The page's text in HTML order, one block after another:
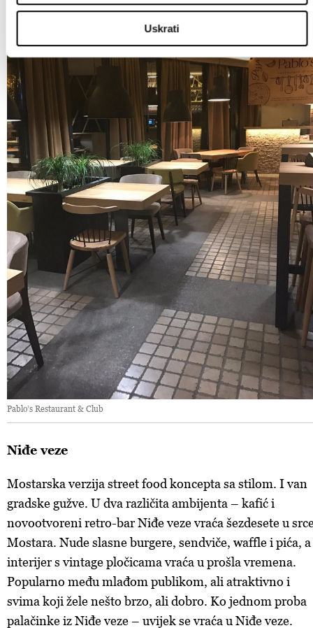
specific characteristics (fingerprinting)
Find out more about how your personal data is processed
and set your preferences in thedetails section.
Zajednički voditelji obrade su HD-WIN ARENA SPORT
d.o.o. i
. Više o podacima koje obrađujemo kao i o
vašim pravima pročitajte u našoj
Politici privatnosti
, a o
kolačićima i drugim sličnim tehnologijama u
Politici
kolačića . Kolačiće u bilo kojem trenutku možete ponovno
ažurirati klikom na „Prikaži detalje“. Privolu možete u bilo
kojem trenutku povući bez negativnih posljedica.
Uskrati
Pablo’s Restaurant & Club
Niđe veze
Mostarska verzija street food koncepta sa stilom. I van
gradske gužve. U dva različita ambijenta – kafić i
novootvoreni retro-bar Niđe veze vraća šezdesete u
Mostara. Nude slasne burgere, sendviče, waffle i pića, a
interijer s vintage pločicama vraća u prošla vremena.
Popularno među mlađom publikom, ali atraktivno i
svima koji žele nešto brzo, ali dobro. Ko jednom proba
palačinke iz Niđe veze – uvijek se vraća u Niđe veze.